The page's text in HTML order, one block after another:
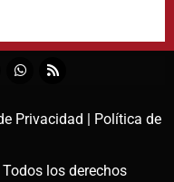
Privacidad | Política de
Todos los derechos